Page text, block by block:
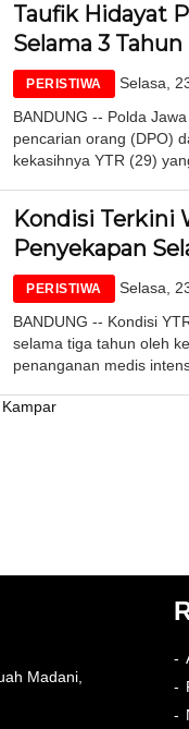
Taufik Hidayat
Selama 3
PERISTIWA
Selasa,
BANDUNG -- Polda
pencarian orang (DPO)
kekasihnya YTR (29)
Kondisi Terkini
Penyekapan
PERISTIWA
Selasa,
BANDUNG -- Kondisi
selama tiga tahun oleh
penanganan medis
Madani,